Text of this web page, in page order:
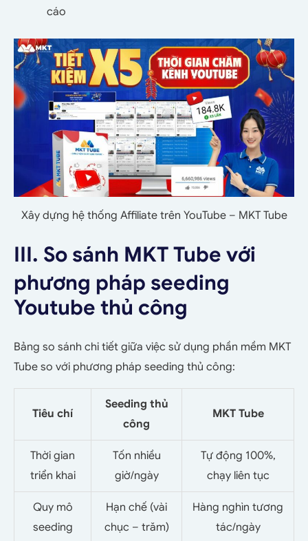
cáo
Xây dựng hệ thống Affiliate trên YouTube – MKT Tube
III. So sánh MKT Tube với
phương pháp seeding
Youtube thủ công
Bảng so sánh chi tiết giữa việc sử dụng phần mềm MKT
Tube so với phương pháp seeding thủ công:
Tiêu chí
Seeding thủ
công
MKT Tube
Thời gian
triển khai
Tốn nhiều
giờ/ngày
Tự động 100%,
chạy liên tục
Quy mô
seeding
Hạn chế (vài
chục – trăm)
Hàng nghìn tương
tác/ngày